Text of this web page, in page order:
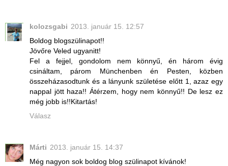
kolozsgabi 2013. január 15. 12:57
Boldog blogszülinapot!!
Jövőre Veled ugyanitt!
Fel a fejjel, gondolom nem könnyű, én három évig
csináltam, párom Münchenben én Pesten, közben
összeházasodtunk és a lányunk születése előtt 1, azaz egy
nappal jött haza!! Átérzem, hogy nem könnyű!! De lesz ez
még jobb is!!Kitartás!
Válasz
Márti 2013. január 15. 14:37
Még nagyon sok boldog blog szülinapot kívánok!